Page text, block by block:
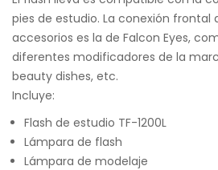
pies de estudio. La conexión frontal
accesorios es la de Falcon Eyes,
diferentes modificadores de la
beauty dishes, etc.
Incluye:
Flash de estudio TF-1200L
Lámpara de flash
Lámpara de modelaje